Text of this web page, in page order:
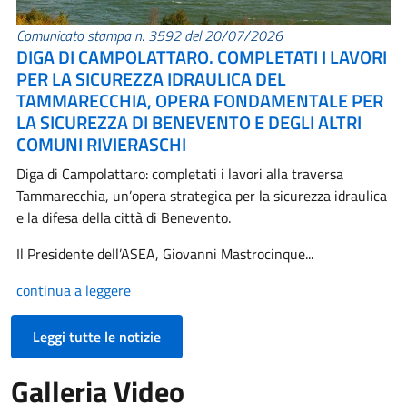
Comunicato stampa n. 3592 del 20/07/2026
DIGA DI CAMPOLATTARO. COMPLETATI I LAVORI
PER LA SICUREZZA IDRAULICA DEL
TAMMARECCHIA, OPERA FONDAMENTALE PER
LA SICUREZZA DI BENEVENTO E DEGLI ALTRI
COMUNI RIVIERASCHI
Diga di Campolattaro: completati i lavori alla traversa
Tammarecchia, un’opera strategica per la sicurezza idraulica
e la difesa della città di Benevento.
Il Presidente dell’ASEA, Giovanni Mastrocinque...
continua a leggere
Leggi tutte le notizie
Galleria Video